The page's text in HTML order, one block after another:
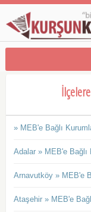
» MEB'e Bağlı
Adalar » MEB'e Bağlı
Arnavutköy » MEB'e
Ataşehir » MEB'e